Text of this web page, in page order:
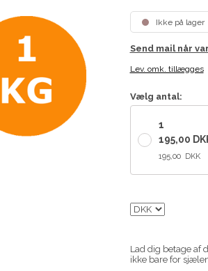
Ikke på lager
Send mail når
Lev. omk. tillægges
Vælg antal:
1
195,00
195,00 DKK
Lad dig betage af
ikke bare for